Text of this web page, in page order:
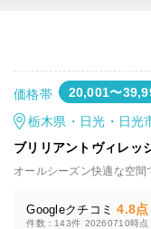
価格帯 20,001〜
栃木県・日光・日光
ブリリアントヴィレッ
オールシーズン快適な空間
Googleクチコミ 4.8点
件数：143件 20260710時点